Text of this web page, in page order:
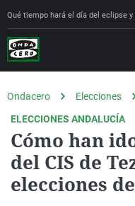
Qué tiempo hará el día del eclipse y
Ondacero Elecciones
ELECCIONES ANDALUCÍA
Cómo han
del CIS de
elecciones